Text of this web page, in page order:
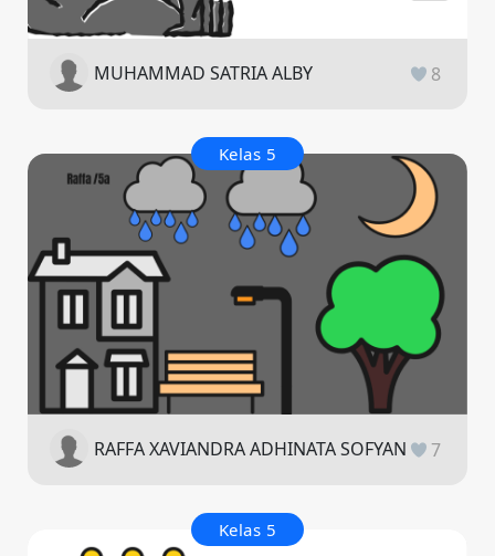
MUHAMMAD SATRIA ALBY 8
Kelas 5
RAFFA XAVIANDRA ADHINATA SOFYAN 7
Kelas 5